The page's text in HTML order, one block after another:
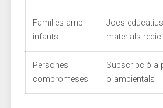
Famílies amb
infants
Jocs‍
materials
Persones
⁤compromeses
Subscripció a
o ambientals